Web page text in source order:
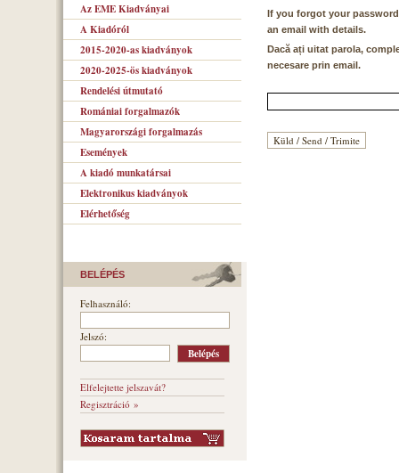
Az EME Kiadványai
A Kiadóról
2015-2020-as kiadványok
2020-2025-ös kiadványok
Rendelési útmutató
Romániai forgalmazók
Magyarországi forgalmazás
Események
A kiadó munkatársai
Elektronikus kiadványok
Elérhetőség
BELÉPÉS
Felhasználó:
Jelszó:
Elfelejtette jelszavát?
Regisztráció »
If you forgot your
an email with details.
Dacă ați uitat parola,
necesare prin email.